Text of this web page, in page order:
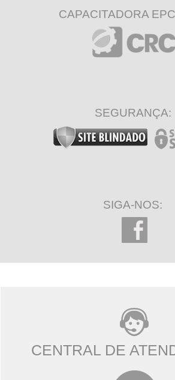
CAPACITADORA
SEGURANÇA:
SIGA-NOS:
CENTRAL DE